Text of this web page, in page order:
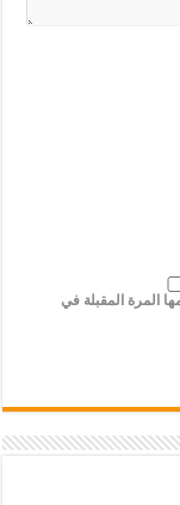
المقبلة في